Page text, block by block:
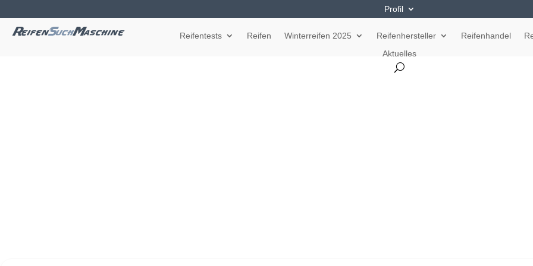
Profil
Reifentests Reifen Winterreifen 2025 Reifenhersteller Reifenhandel
Aktuelles